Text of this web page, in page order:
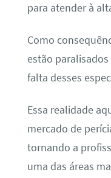
para atender à
Como
estão
falta desses
Essa realidade
mercado de
tornando a
uma das áreas